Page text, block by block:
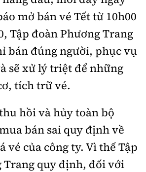
mở bán vé Tết từ 10h00
Tập đoàn Phương Trang
bán đúng người, phục vụ
sẽ xử lý triệt để những
tích trữ vé.
hồi và hủy toàn bộ
bán sai quy định về
vé của công ty. Vì thế Tập
Trang quy định, đối với